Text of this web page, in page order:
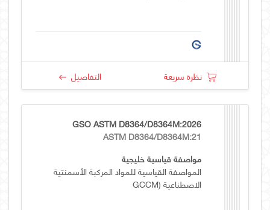
نظرة سريعة التفاصيل
GSO ASTM D8364/D8364M:2026
ASTM D8364/D8364M:21
مواصفة قياسية خليجية
المواصفة القياسية للمواد المركبة الأسمنتية
الاصطناعية (GCCM